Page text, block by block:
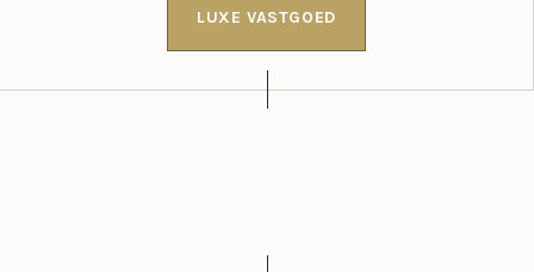
LUXE VASTGOED